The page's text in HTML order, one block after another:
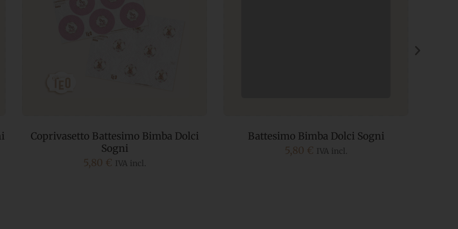
Coprivasetto Battesimo Bimba Dolci
Sogni
5,80 € IVA incl.
Battesimo Bimba Dolci Sogni
5,80 € IVA incl.